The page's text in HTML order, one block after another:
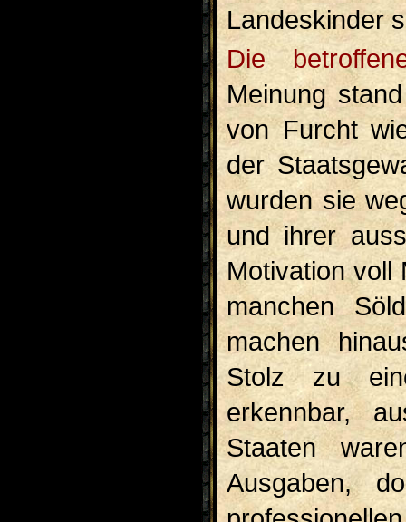
Landeskinder
Die betroffene Bevölkerung und die öffentliche
Meinung
von Furcht
der
wurden sie
und ihrer
Motivation voll
manchen
machen
Stolz zu
erkennbar,
Staaten
Ausgaben,